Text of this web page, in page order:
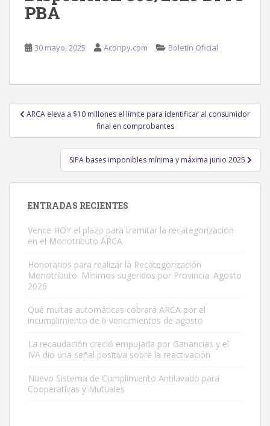
PBA
30 mayo, 2025 Aconpy.com Boletín Oficial
Navegación
entradas
ARCA eleva a $10 millones el límite para identificar al consumidor
final en comprobantes
SIPA bases imponibles mínima y máxima junio 2025
ENTRADAS RECIENTES
Vence HOY el plazo para tramitar la recategorización
en el Monotributo ARCA
Honorarios para realizar la Recategorización
Monotributo. Mínimos sugeridos por Provincia. Agosto
2026
Qué multas automáticas cobrará ARCA por el
incumplimiento de 6 vencimientos de agosto
La recaudación creció empujada por Ganancias y el
IVA dio una señal positiva sobre la reactivación
Nuevo Sistema de Cumplimiento Antilavado para
Cooperativas y Mutuales